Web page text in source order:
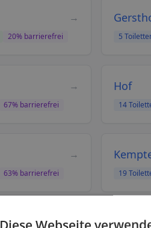
→
20% barrierefrei 5
→
67% barrierefrei
Hof
14
→
63% barrierefrei 19
→